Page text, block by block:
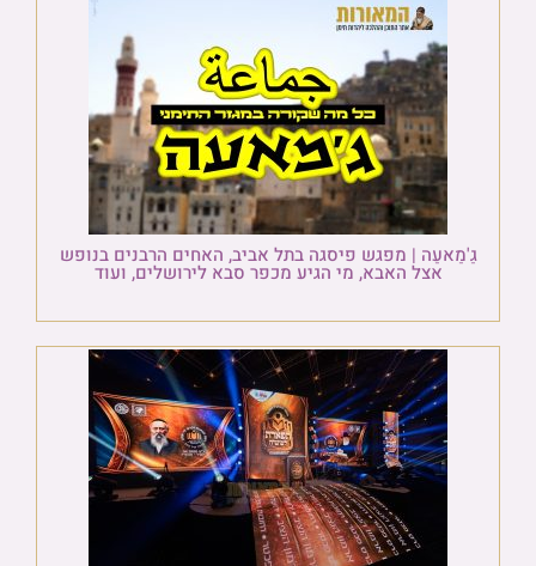
גַ'מַאעַה | מפגש פיסגה בתל אביב, האחים הרבנים בנופש
אצל האבא, מי הגיע מכפר סבא לירושלים, ועוד